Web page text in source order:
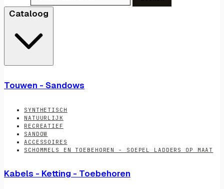
Cataloog
Touwen - Sandows
SYNTHETISCH
NATUURLIJK
RECREATIEF
SANDOW
ACCESSOIRES
SCHOMMELS EN TOEBEHOREN - SOEPEL LADDERS OP MAAT
Kabels - Ketting - Toebehoren